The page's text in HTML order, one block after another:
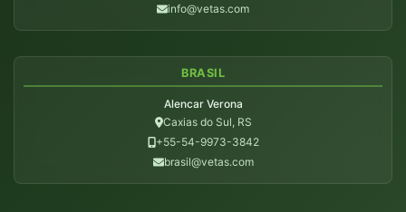
info@vetas.com
BRASIL
Alencar Verona
Caxias do Sul, RS
+55-54-9973-3842
brasil@vetas.com